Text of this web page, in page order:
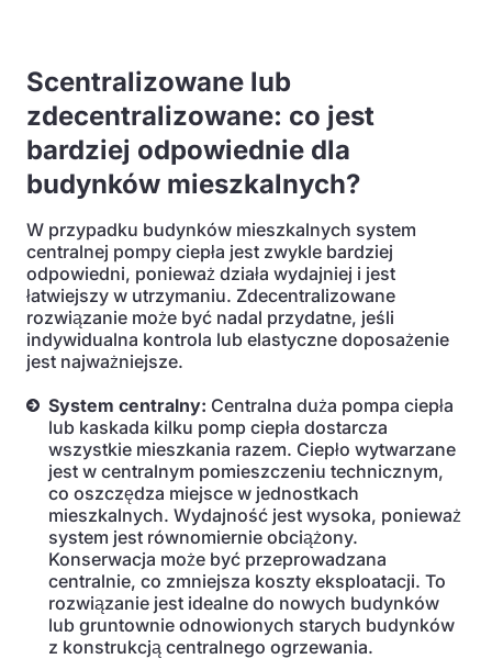
Scentralizowane lub
zdecentralizowane: co jest
bardziej odpowiednie dla
budynków mieszkalnych?
W przypadku budynków mieszkalnych system
centralnej pompy ciepła jest zwykle bardziej
odpowiedni, ponieważ działa wydajniej i jest
łatwiejszy w utrzymaniu. Zdecentralizowane
rozwiązanie może być nadal przydatne, jeśli
indywidualna kontrola lub elastyczne doposażenie
jest najważniejsze.
System centralny: Centralna duża pompa ciepła
lub kaskada kilku pomp ciepła dostarcza
wszystkie mieszkania razem. Ciepło wytwarzane
jest w centralnym pomieszczeniu technicznym,
co oszczędza miejsce w jednostkach
mieszkalnych. Wydajność jest wysoka, ponieważ
system jest równomiernie obciążony.
Konserwacja może być przeprowadzana
centralnie, co zmniejsza koszty eksploatacji. To
rozwiązanie jest idealne do nowych budynków
lub gruntownie odnowionych starych budynków
z konstrukcją centralnego ogrzewania.